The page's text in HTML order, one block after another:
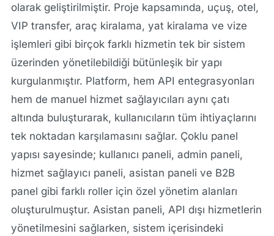
olarak geliştirilmiştir. Proje kapsamında, uçuş, otel,
VIP transfer, araç kiralama, yat kiralama ve vize
işlemleri gibi birçok farklı hizmetin tek bir sistem
üzerinden yönetilebildiği bütünleşik bir yapı
kurgulanmıştır. Platform, hem API entegrasyonları
hem de manuel hizmet sağlayıcıları aynı çatı
altında buluşturarak, kullanıcıların tüm ihtiyaçlarını
tek noktadan karşılamasını sağlar. Çoklu panel
yapısı sayesinde; kullanıcı paneli, admin paneli,
hizmet sağlayıcı paneli, asistan paneli ve B2B
panel gibi farklı roller için özel yönetim alanları
oluşturulmuştur. Asistan paneli, API dışı hizmetlerin
yönetilmesini sağlarken, sistem içerisindeki